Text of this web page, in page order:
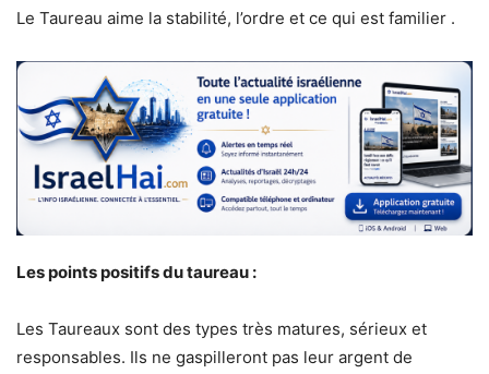
Le Taureau aime la stabilité, l’ordre et ce qui est familier .
Les points positifs du taureau :
Les Taureaux sont des types très matures, sérieux et
responsables. Ils ne gaspilleront pas leur argent de